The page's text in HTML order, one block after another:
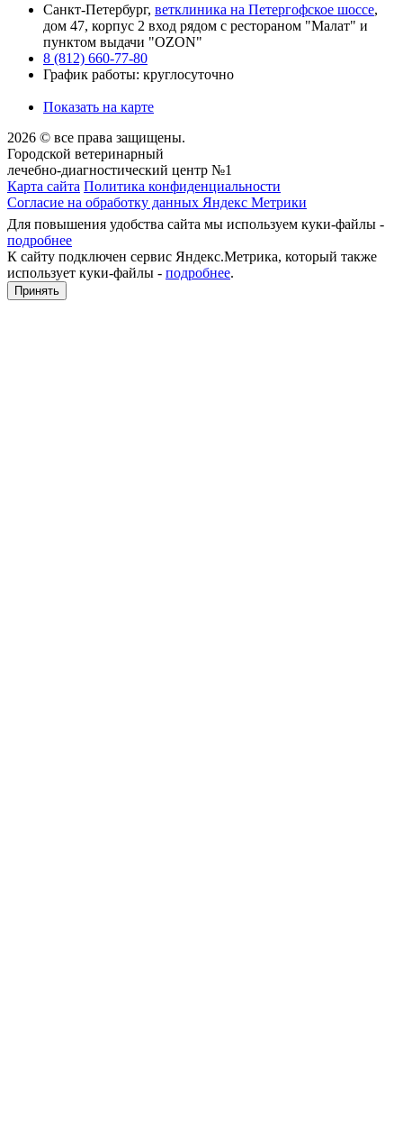
Санкт-Петербург, ветклиника на Петергофское шоссе,
дом 47, корпус 2 вход рядом с рестораном "Малат" и
пунктом выдачи "OZON"
8 (812) 660-77-80
График работы: круглосуточно
Показать на карте
2026 © все права защищены.
Городской ветеринарный
лечебно-диагностический центр №1
Карта сайта Политика конфиденциальности
Согласие на обработку данных Яндекс Метрики
Для повышения удобства сайта мы используем куки-файлы -
подробнее
К сайту подключен сервис Яндекс.Метрика, который также
использует куки-файлы - подробнее.
Принять